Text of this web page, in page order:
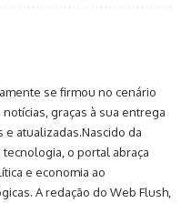
se firmou no cenário
graças à sua entrega
atualizadas.Nascido da
o portal abraça
e economia ao
A redação do Web Flush,